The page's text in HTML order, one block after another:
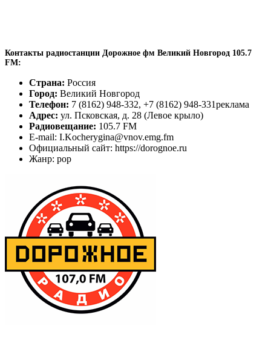
Контакты радиостанции Дорожное фм Великий Новгород 105.7
FM:
Страна: Россия
Город: Великий Новгород
Телефон: 7 (8162) 948-332, +7 (8162) 948-331реклама
Адрес: ул. Псковская, д. 28 (Левое крыло)
Радиовещание: 105.7 FM
E-mail: I.Kocherygina@vnov.emg.fm
Официальный сайт: https://dorognoe.ru
Жанр: pop